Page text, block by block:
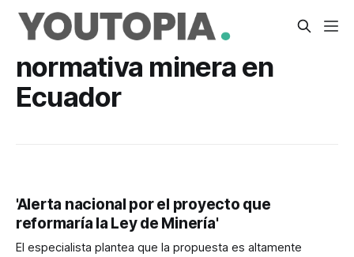
normativa minera en
Ecuador
'Alerta nacional por el proyecto que
reformaría la Ley de Minería'
El especialista plantea que la propuesta es altamente